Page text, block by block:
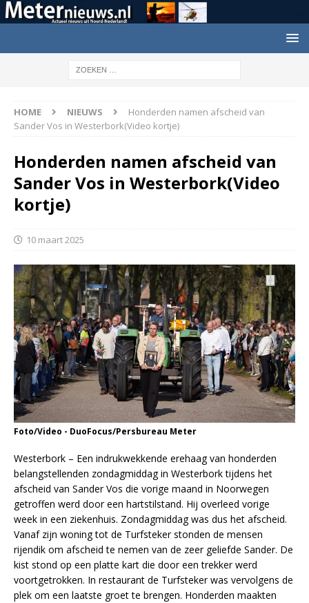
HOME NIEUWS
Honderden namen afscheid van
Sander Vos in Westerbork(Video kortje)
Honderden namen afscheid van
Sander Vos in Westerbork(Video
kortje)
10 maart 2025
Foto/Video - DuoFocus/Persbureau Meter
Westerbork – Een indrukwekkende erehaag van honderden
belangstellenden zondagmiddag in Westerbork tijdens het
afscheid van Sander Vos die vorige maand in Noorwegen
getroffen werd door een hartstilstand. Hij overleed vorige
week in een ziekenhuis. Zondagmiddag was dus het afscheid.
Vanaf zijn woning tot de Turfsteker stonden de mensen
rijendik om afscheid te nemen van de zeer geliefde Sander. De
kist stond op een platte kart die door een trekker werd
voortgetrokken. In restaurant de Turfsteker was vervolgens de
plek om een laatste groet te brengen. Honderden maakten